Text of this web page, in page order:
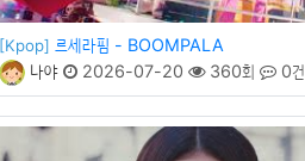
[Kpop] 르세라핌 - BOOMPALA
나야
2026-07-20 360회 0건